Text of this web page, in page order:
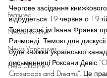
Featured
News Ukraine
News Vancouver
Help Ukraine
Чергове засідання
відбудеться 19 червня о 19-
Товаристві ім.Івана Франка
Ричмонді. Темою для
буде книжка української-
письменниці Роксани Девіс
Crossroads and Dreams”. Це